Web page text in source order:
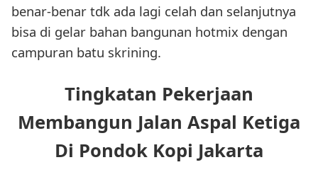
benar-benar tdk ada lagi celah dan selanjutnya
bisa di gelar bahan bangunan hotmix dengan
campuran batu skrining.
Tingkatan Pekerjaan
Membangun Jalan Aspal Ketiga
Di Pondok Kopi Jakarta